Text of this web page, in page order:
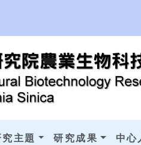
主題 研究成果 中心